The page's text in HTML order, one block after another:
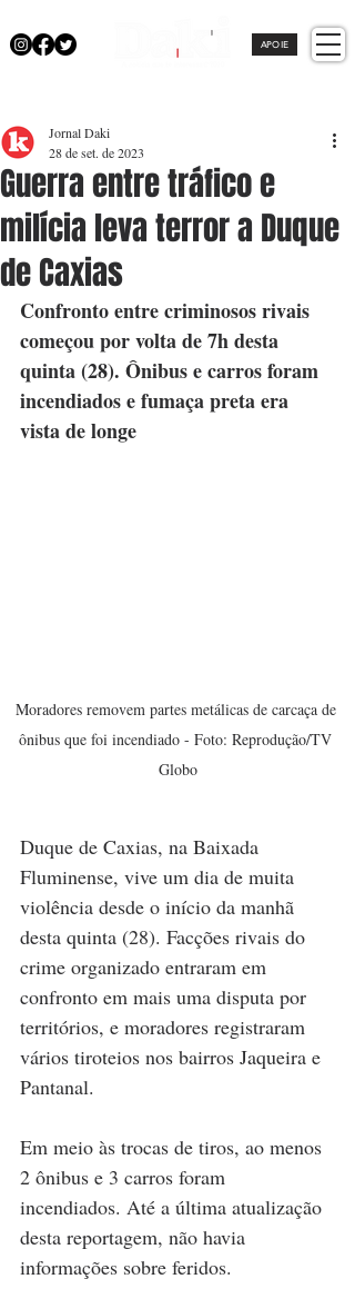
APOIE
Guerra entre tráfico e
milícia leva terror a Duque
de Caxias
Jornal Daki
28 de set. de 2023
Confronto entre criminosos rivais
começou por volta de 7h desta
quinta (28). Ônibus e carros foram
incendiados e fumaça preta era
vista de longe
Moradores removem partes metálicas de carcaça de
ônibus que foi incendiado - Foto: Reprodução/TV
Globo
Duque de Caxias, na Baixada
Fluminense, vive um dia de muita
violência desde o início da manhã
desta quinta (28). Facções rivais do
crime organizado entraram em
confronto em mais uma disputa por
territórios, e moradores registraram
vários tiroteios nos bairros Jaqueira e
Pantanal.
Em meio às trocas de tiros, ao menos
2 ônibus e 3 carros foram
incendiados. Até a última atualização
desta reportagem, não havia
informações sobre feridos.